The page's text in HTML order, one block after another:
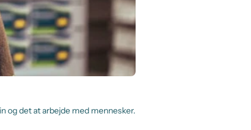
og det at arbejde med mennesker.